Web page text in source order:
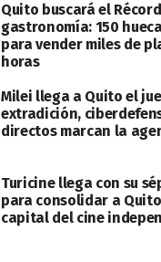
Quito buscará el
gastronomía: 150
para vender miles de
horas
Milei llega a Quito el
extradición,
directos marcan la
Turicine llega con su
para consolidar a
capital del cine